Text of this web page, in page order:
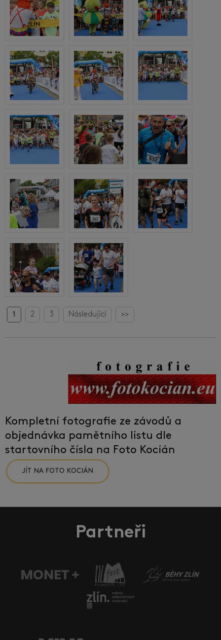
1 2 3 Následující >>
Kompletní fotografie ze závodů a
objednávka pamětního listu dle
startovního čísla na Foto Kocián
JÍT NA FOTO KOCIÁN
Partneři